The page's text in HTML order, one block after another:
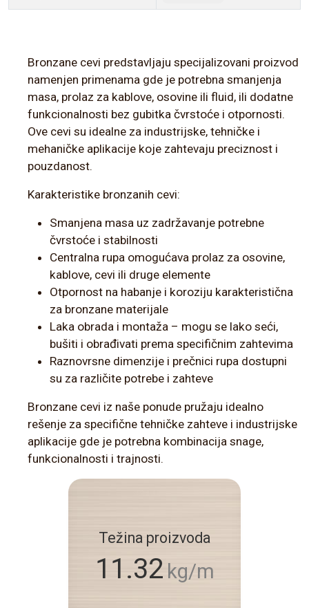
Bronzane cevi predstavljaju specijalizovani proizvod
namenjen primenama gde je potrebna smanjenja
masa, prolaz za kablove, osovine ili fluid, ili dodatne
funkcionalnosti bez gubitka čvrstoće i otpornosti.
Ove cevi su idealne za industrijske, tehničke i
mehaničke aplikacije koje zahtevaju preciznost i
pouzdanost.
Karakteristike bronzanih cevi:
Smanjena masa uz zadržavanje potrebne
čvrstoće i stabilnosti
Centralna rupa omogućava prolaz za osovine,
kablove, cevi ili druge elemente
Otpornost na habanje i koroziju karakteristična
za bronzane materijale
Laka obrada i montaža – mogu se lako seći,
bušiti i obrađivati prema specifičnim zahtevima
Raznovrsne dimenzije i prečnici rupa dostupni
su za različite potrebe i zahteve
Bronzane cevi iz naše ponude pružaju idealno
rešenje za specifične tehničke zahteve i industrijske
aplikacije gde je potrebna kombinacija snage,
funkcionalnosti i trajnosti.
Težina proizvoda
11.32 kg/m